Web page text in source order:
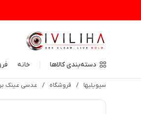
دسته‌بندی کالاها خانه
سیویلیها / فروشگاه / عدسی عینک